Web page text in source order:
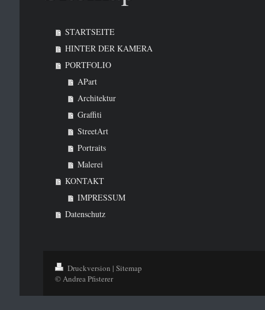
STARTSEITE
HINTER DER KAMERA
PORTFOLIO
APart
Architektur
Graffiti
StreetArt
Portraits
Malerei
KONTAKT
IMPRESSUM
Datenschutz
Druckversion | Sitemap
© Andrea Pfisterer